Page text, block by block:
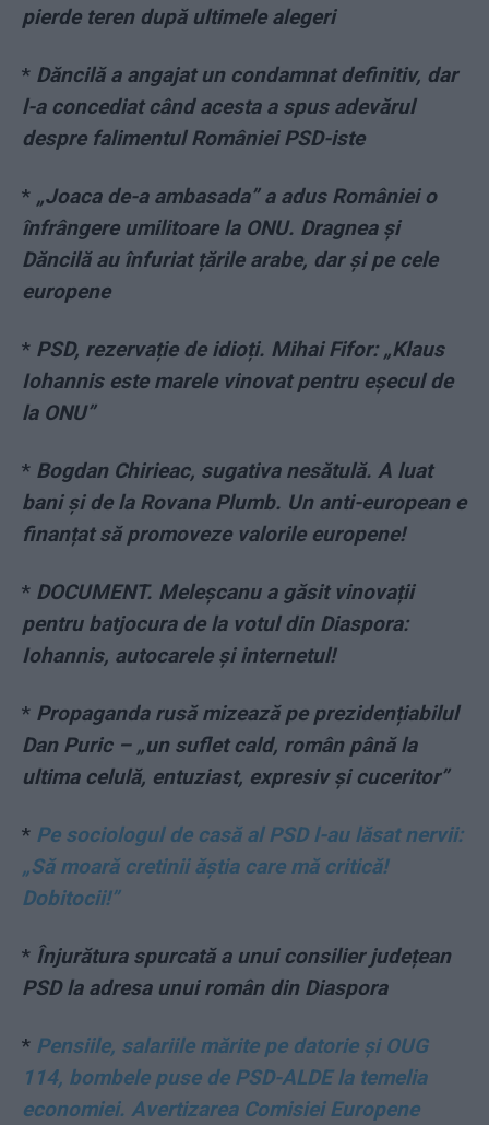
pierde teren după ultimele alegeri
* Dăncilă a angajat un condamnat definitiv, dar
l-a concediat când acesta a spus adevărul
despre falimentul României PSD-iste
* „Joaca de-a ambasada” a adus României o
înfrângere umilitoare la ONU. Dragnea și
Dăncilă au înfuriat țările arabe, dar și pe cele
europene
* PSD, rezervație de idioți. Mihai Fifor: „Klaus
Iohannis este marele vinovat pentru eșecul de
la ONU”
* Bogdan Chirieac, sugativa nesătulă. A luat
bani și de la Rovana Plumb. Un anti-european e
finanțat să promoveze valorile europene!
* DOCUMENT. Meleșcanu a găsit vinovații
pentru batjocura de la votul din Diaspora:
Iohannis, autocarele și internetul!
* Propaganda rusă mizează pe prezidențiabilul
Dan Puric – „un suflet cald, român până la
ultima celulă, entuziast, expresiv și cuceritor”
* Pe sociologul de casă al PSD l-au lăsat nervii:
„Să moară cretinii ăștia care mă critică!
Dobitocii!”
* Înjurătura spurcată a unui consilier județean
PSD la adresa unui român din Diaspora
* Pensiile, salariile mărite pe datorie şi OUG
114, bombele puse de PSD-ALDE la temelia
economiei. Avertizarea Comisiei Europene